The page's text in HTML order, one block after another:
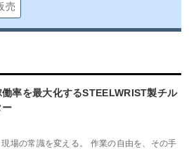
売
率を最大化するSTEELWRIST製チル
ー
場の常識を変える。 作業の自由を、その手